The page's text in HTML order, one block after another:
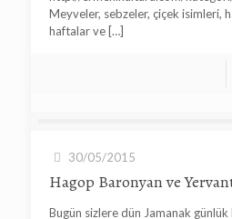
Meyveler, sebzeler, çiçek isimleri,
haftalar ve[…]
30/05/2015
Hagop Baronyan ve
Bugün sizlere dün Jamanak